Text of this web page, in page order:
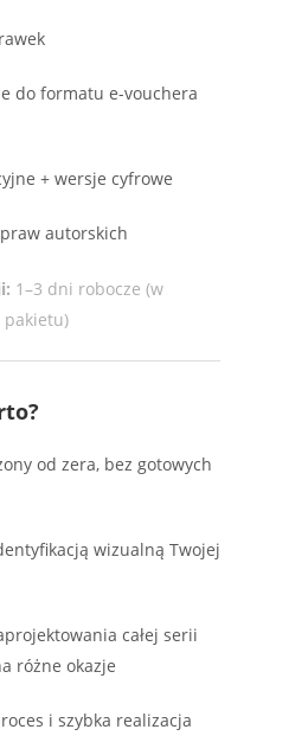
do formatu e-vouchera
+ wersje cyfrowe
autorskich
1–3 dni robocze (w
pakietu)
od zera, bez gotowych
wizualną Twojej
całej serii
różne okazje
i szybka realizacja